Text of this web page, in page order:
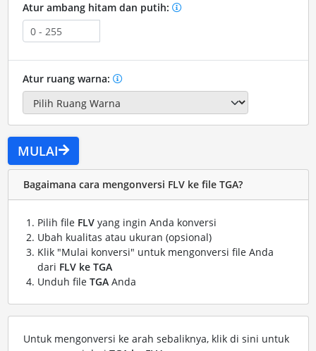
Atur ambang hitam dan putih:
Atur ruang warna:
MULAI
Bagaimana cara mengonversi FLV ke file TGA?
Pilih file FLVyang ingin Anda konversi
Ubah kualitas atau ukuran (opsional)
Klik "Mulai konversi" untuk mengonversi file Anda
dari FLV ke TGA
Unduh file TGAAnda
Untuk mengonversi ke arah sebaliknya, klik di sini untuk